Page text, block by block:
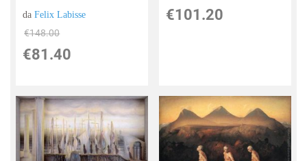
daFelix Labisse
€148.00
€81.40
€101.20